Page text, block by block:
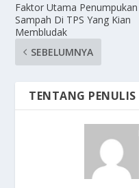
Faktor Utama Penumpukan
Sampah Di TPS Yang Kian
Membludak
SEBELUMNYA
TENTANG PENULIS